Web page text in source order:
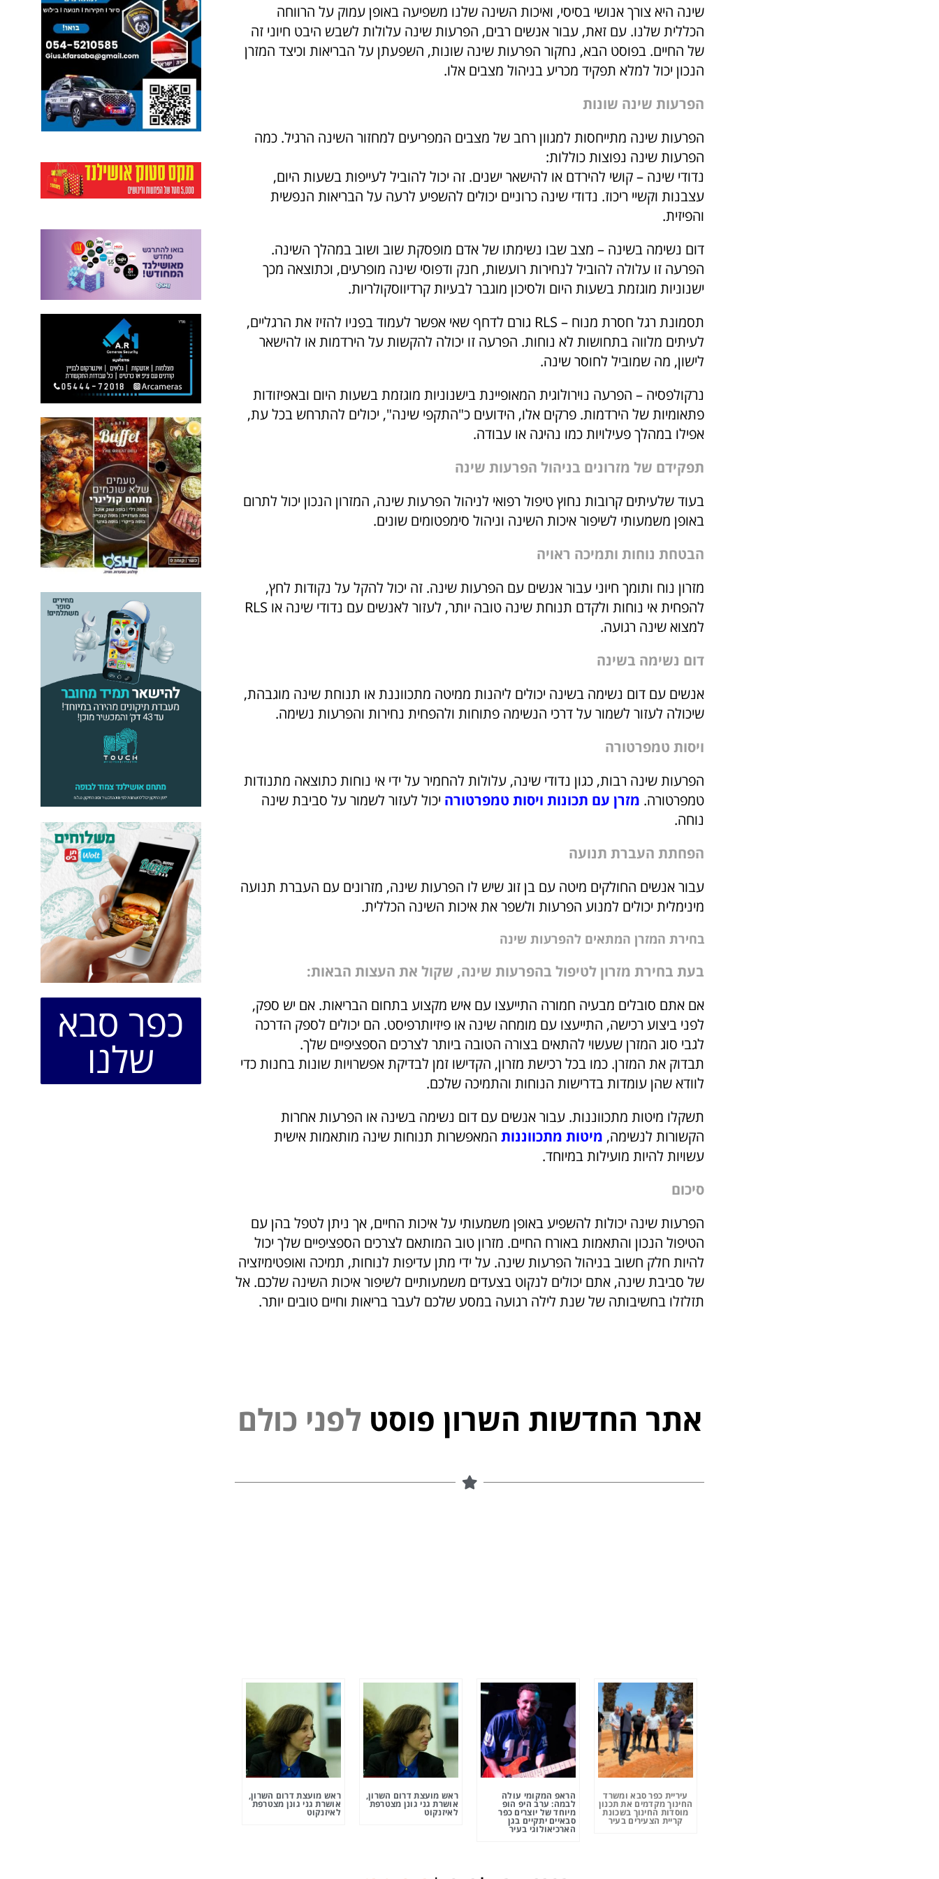
שינה היא צורך אנושי בסיסי, ואיכות השינה שלנו משפיעה באופן עמוק על הרווחה
הכללית שלנו. עם זאת, עבור אנשים רבים, הפרעות שינה עלולות לשבש היבט חיוני זה
של החיים. בפוסט הבא, נחקור הפרעות שינה שונות, השפעתן על הבריאות וכיצד המזרן
הנכון יכול למלא תפקיד מכריע בניהול מצבים אלו.
הפרעות שינה שונות
הפרעות שינה מתייחסות למגוון רחב של מצבים המפריעים למחזור השינה הרגיל. כמה
הפרעות שינה נפוצות כוללות:
נדודי שינה – קושי להירדם או להישאר ישנים. זה יכול להוביל לעייפות בשעות היום,
עצבנות וקשיי ריכוז. נדודי שינה כרוניים יכולים להשפיע לרעה על הבריאות הנפשית
והפיזית.
דום נשימה בשינה – מצב שבו נשימתו של אדם מופסקת שוב ושוב במהלך השינה.
הפרעה זו עלולה להוביל לנחירות רועשות, חנק ודפוסי שינה מופרעים, וכתוצאה מכך
ישנוניות מוגזמת בשעות היום ולסיכון מוגבר לבעיות קרדיווסקולריות.
תסמונת רגל חסרת מנוח – RLS גורם לדחף שאי אפשר לעמוד בפניו להזיז את הרגליים,
לעיתים מלווה בתחושות לא נוחות. הפרעה זו יכולה להקשות על הירדמות או להישאר
לישון, מה שמוביל לחוסר שינה.
נרקולפסיה – הפרעה נוירולוגית המאופיינת בישנוניות מוגזמת בשעות היום ובאפיזודות
פתאומיות של הירדמות. פרקים אלו, הידועים כ"התקפי שינה", יכולים להתרחש בכל עת,
אפילו במהלך פעילויות כמו נהיגה או עבודה.
תפקידם של מזרונים בניהול הפרעות שינה
בעוד שלעיתים קרובות נחוץ טיפול רפואי לניהול הפרעות שינה, המזרון הנכון יכול לתרום
באופן משמעותי לשיפור איכות השינה וניהול סימפטומים שונים.
הבטחת נוחות ותמיכה ראויה
מזרון נוח ותומך חיוני עבור אנשים עם הפרעות שינה. זה יכול להקל על נקודות לחץ,
להפחית אי נוחות ולקדם תנוחת שינה טובה יותר, לעזור לאנשים עם נדודי שינה או RLS
למצוא שינה רגועה.
דום נשימה בשינה
אנשים עם דום נשימה בשינה יכולים ליהנות ממיטה מתכווננת או תנוחת שינה מוגבהת,
שיכולה לעזור לשמור על דרכי הנשימה פתוחות ולהפחית נחירות והפרעות נשימה.
ויסות טמפרטורה
הפרעות שינה רבות, כגון נדודי שינה, עלולות להחמיר על ידי אי נוחות כתוצאה מתנודות
טמפרטורה. מזרן עם תכונות ויסות טמפרטורה יכול לעזור לשמור על סביבת שינה
נוחה.
הפחתת העברת תנועה
עבור אנשים החולקים מיטה עם בן זוג שיש לו הפרעות שינה, מזרונים עם העברת תנועה
מינימלית יכולים למנוע הפרעות ולשפר את איכות השינה הכללית.
בחירת המזרן המתאים להפרעות שינה
בעת בחירת מזרון לטיפול בהפרעות שינה, שקול את העצות הבאות:
אם אתם סובלים מבעיה חמורה התייעצו עם איש מקצוע בתחום הבריאות. אם יש ספק,
לפני ביצוע רכישה, התייעצו עם מומחה שינה או פיזיותרפיסט. הם יכולים לספק הדרכה
לגבי סוג המזרן שעשוי להתאים בצורה הטובה ביותר לצרכים הספציפיים שלך.
תבדוק את המזרן. כמו בכל רכישת מזרון, הקדישו זמן לבדיקת אפשרויות שונות בחנות כדי
לוודא שהן עומדות בדרישות הנוחות והתמיכה שלכם.
תשקלו מיטות מתכווננות. עבור אנשים עם דום נשימה בשינה או הפרעות אחרות
הקשורות לנשימה, מיטות מתכווננות המאפשרות תנוחות שינה מותאמות אישית
עשויות להיות מועילות במיוחד.
סיכום
הפרעות שינה יכולות להשפיע באופן משמעותי על איכות החיים, אך ניתן לטפל בהן עם
הטיפול הנכון והתאמות באורח החיים. מזרון טוב המותאם לצרכים הספציפיים שלך יכול
להיות חלק חשוב בניהול הפרעות שינה. על ידי מתן עדיפות לנוחות, תמיכה ואופטימיזציה
של סביבת שינה, אתם יכולים לנקוט בצעדים משמעותיים לשיפור איכות השינה שלכם. אל
תזלזלו בחשיבותה של שנת לילה רגועה במסע שלכם לעבר בריאות וחיים טובים יותר.
אתר החדשות השרון פוסט כולם
עיריית כפר סבא ומשרד
החינוך מקדמים את תכנון
מוסדות החינוך בשכונת
קריית הצעירים בעיר
הראפ המקומי עולה
לבמה: ערב היפ הופ
מיוחד של יוצרים כפר
סבאיים יתקיים בגן
הארכיאולוגי בעיר
ראש מועצת דרום השרון,
אושרת גני גונן מצטרפת
לאיזנקוט
ראש מועצת דרום השרון,
אושרת גני גונן מצטרפת
לאיזנקוט
כפר סבא
שלנו